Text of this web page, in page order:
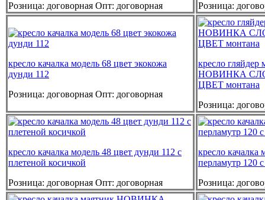
Розница: договорная Опт: договорная
Розница:
кресло качалка модель 68 цвет экокожа
дунди 112
Розница: договорная Опт: договорная
кресло гляйдер
НОВИНКА
ЦВЕТ монтана
Розница:
кресло качалка модель 48 цвет дунди 112 с
плетеной косичкой
Розница: договорная Опт: договорная
кресло качалка
перламутр 120
Розница: